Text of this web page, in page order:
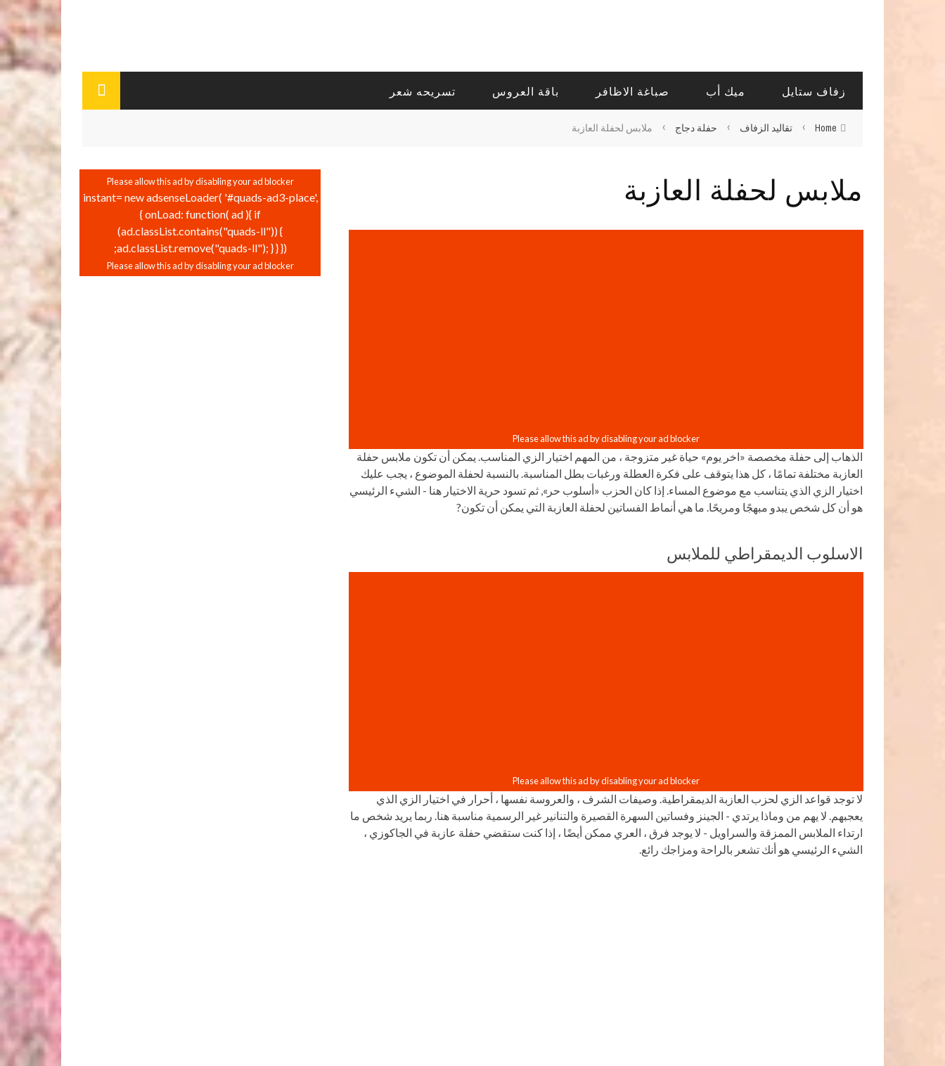
زفاف ستايل ميك أب صباغة الاظافر باقة العروس تسريحه شعر
Home
› تقاليد الزفاف › حفلة دجاج › ملابس لحفلة العازبة
ملابس لحفلة العازبة
الذهاب إلى حفلة مخصصة «اخر يوم» حياة غير متزوجة ، من المهم اختيار الزي المناسب. يمكن أن تكون ملابس حفلة
العازبة مختلفة تمامًا ، كل هذا يتوقف على فكرة العطلة ورغبات بطل المناسبة. بالنسبة لحفلة الموضوع ، يجب عليك
اختيار الزي الذي يتناسب مع موضوع المساء. إذا كان الحزب «أسلوب حر», ثم تسود حرية الاختيار هنا - الشيء الرئيسي
هو أن كل شخص يبدو مبهجًا ومريحًا. ما هي أنماط الفساتين لحفلة العازبة التي يمكن أن تكون?
الاسلوب الديمقراطي للملابس
لا توجد قواعد الزي لحزب العازبة الديمقراطية. وصيفات الشرف ، والعروسة نفسها ، أحرار في اختيار الزي الذي
يعجبهم. لا يهم من وماذا يرتدي - الجينز وفساتين السهرة القصيرة والتنانير غير الرسمية مناسبة هنا. ربما يريد شخص ما
ارتداء الملابس الممزقة والسراويل - لا يوجد فرق ، العري ممكن أيضًا ، إذا كنت ستقضي حفلة عازبة في الجاكوزي ،
الشيء الرئيسي هو أنك تشعر بالراحة ومزاجك رائع.
instant= new adsenseLoader( '#quads-ad3-place',
{ onLoad: function( ad ){ if
(ad.classList.contains("quads-ll")) {
ad.classList.remove("quads-ll"); } } });